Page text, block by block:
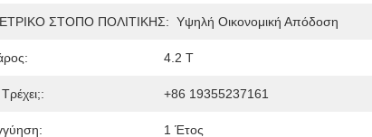
ΣΤΟΠΟ ΠΟΛΙΤΙΚΗΣ: Υψηλή Οικονομική Απόδοση
4.2 Τ
Τρέχει;: +86 19355237161
1 Έτος